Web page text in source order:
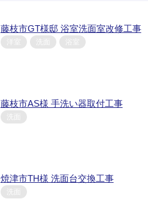
藤枝市GT様邸 浴室洗面室改修工事
浴室
藤枝市AS様 手洗い器取付工事
焼津市TH様 洗面台交換工事